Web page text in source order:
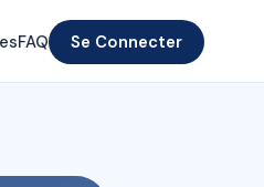
FAQ Se Connecter